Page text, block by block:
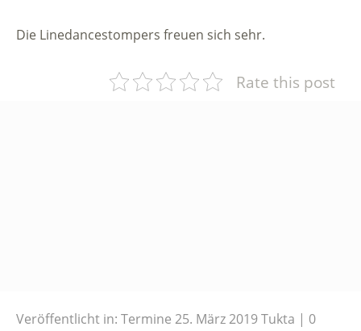
Die Linedancestompers freuen sich sehr.
Rate this post
Veröffentlicht in: Termine 25. März 2019Tukta
0